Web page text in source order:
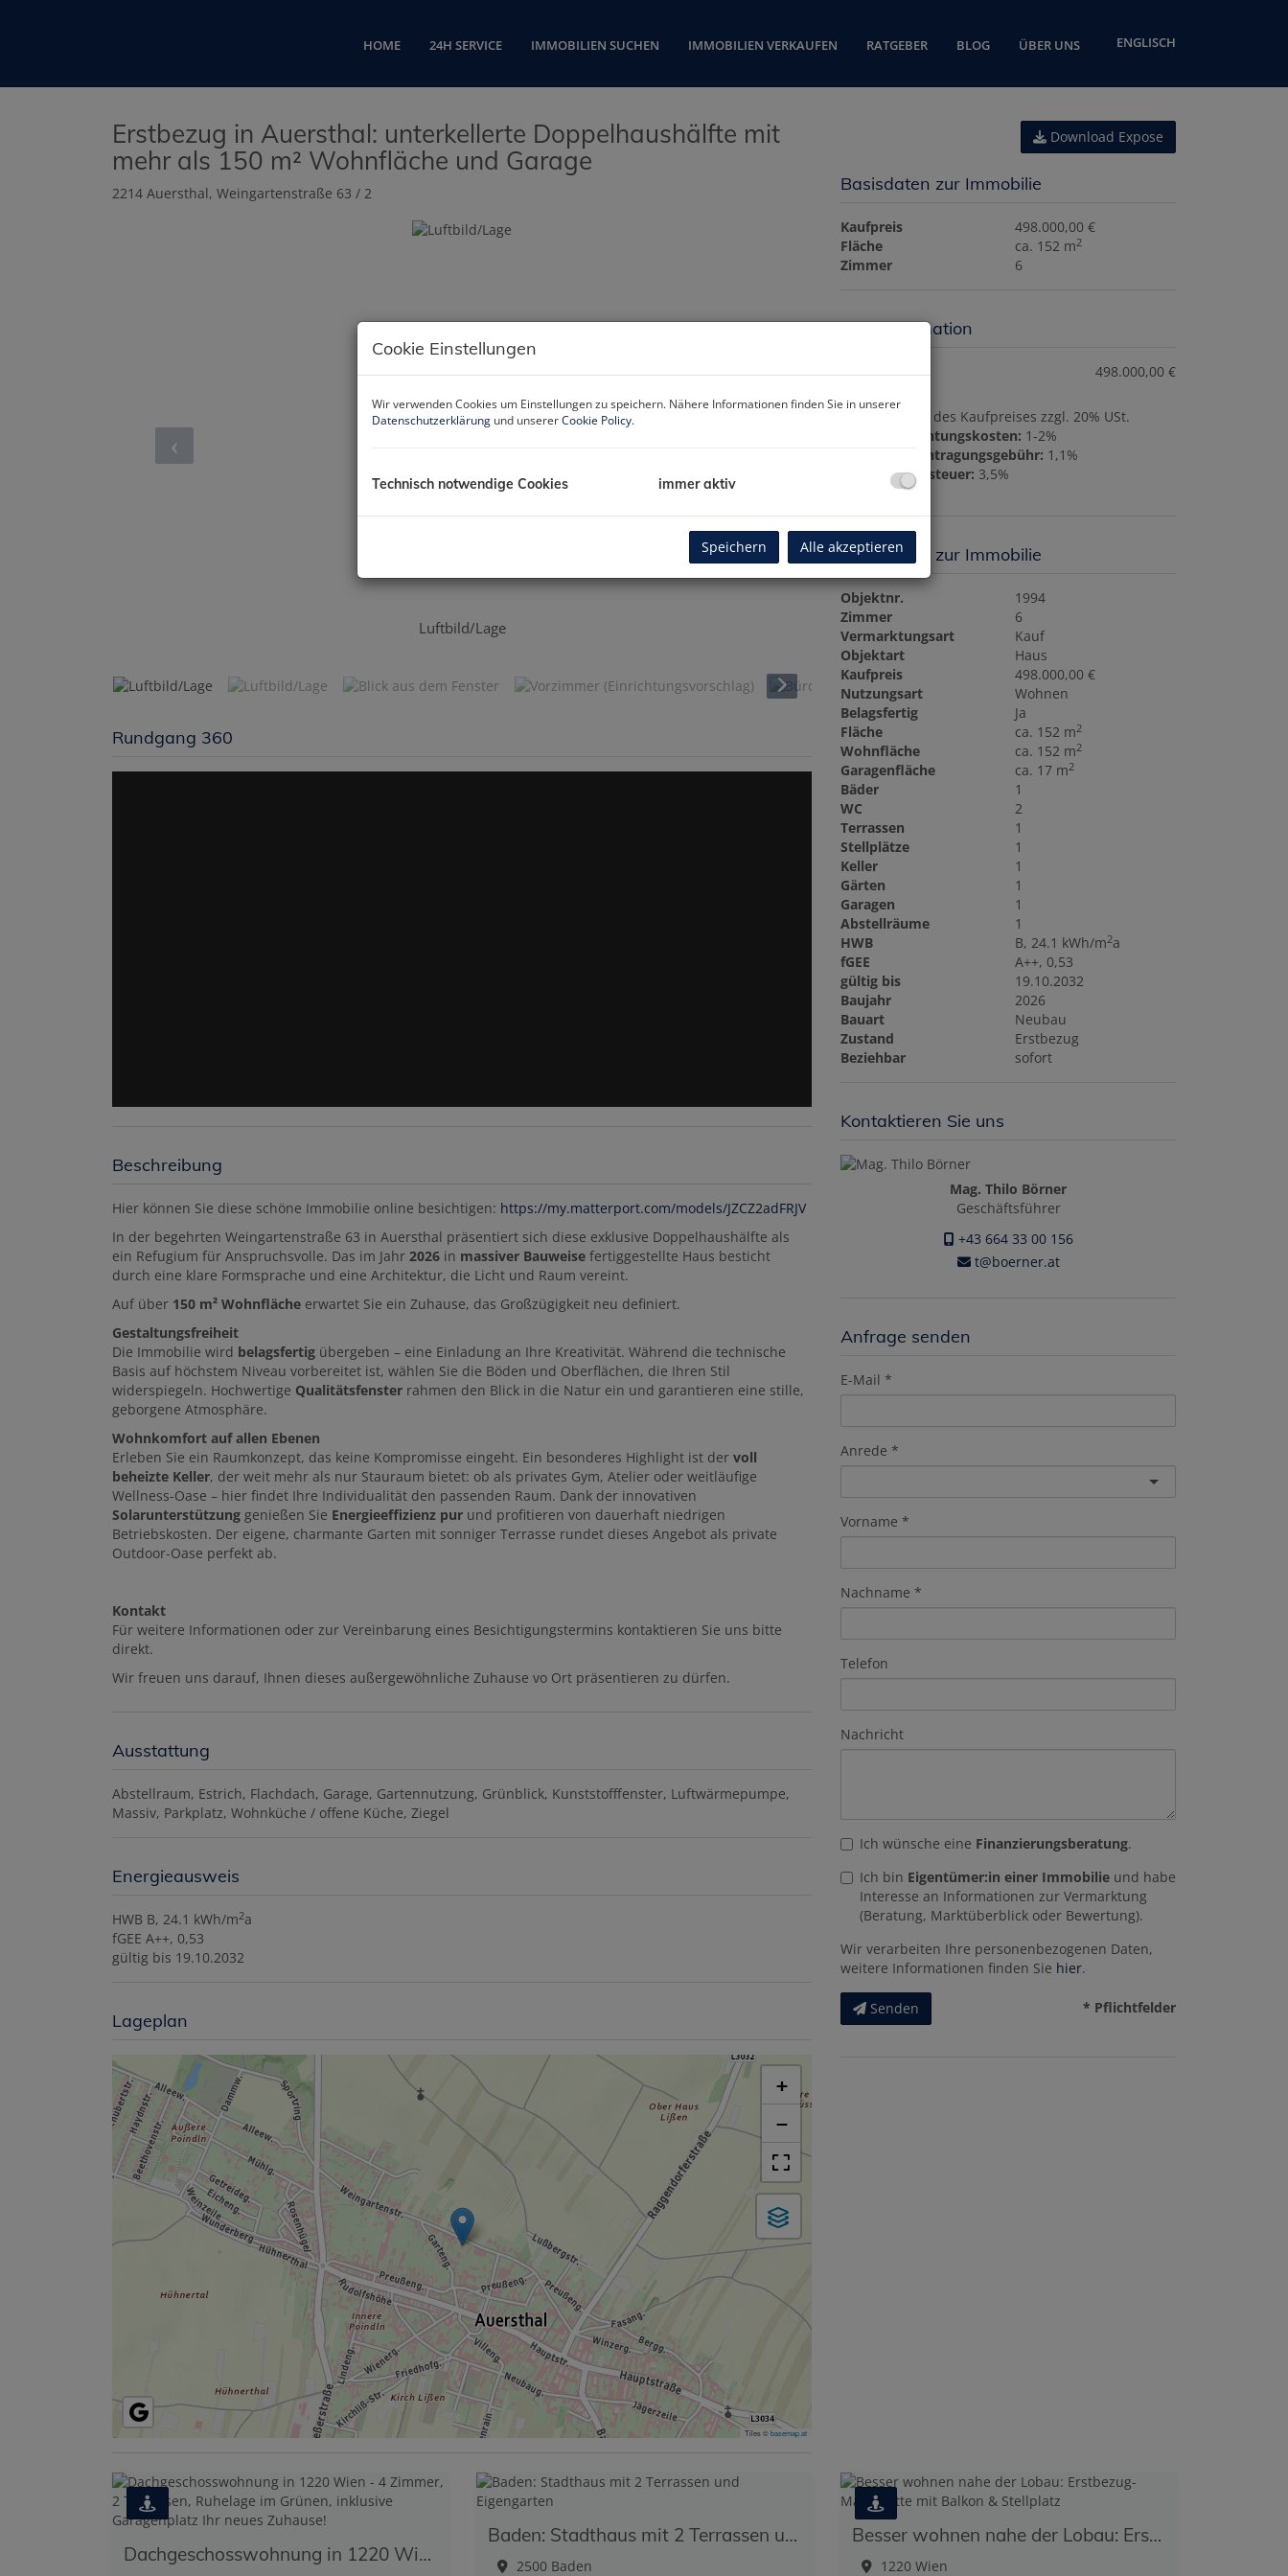
HOME 24H SERVICE IMMOBILIEN SUCHEN IMMOBILIEN VERKAUFEN RATGEBER BLOG ÜBER UNS ENGLISCH
Erstbezug in Auersthal: unterkellerte Doppelhaushälfte mit
mehr als 150 m² Wohnfläche und Garage
2214 Auersthal, Weingartenstraße 63 / 2
Luftbild/Lage
Rundgang 360
Beschreibung
Hier können Sie diese schöne Immobilie online besichtigen: https://my.matterport.com/models/JZCZ2adFRJV
In der begehrten Weingartenstraße 63 in Auersthal präsentiert sich diese exklusive Doppelhaushälfte als
ein Refugium für Anspruchsvolle. Das im Jahr 2026 in massiver Bauweise fertiggestellte Haus besticht
durch eine klare Formsprache und eine Architektur, die Licht und Raum vereint.
Auf über 150 m² Wohnfläche erwartet Sie ein Zuhause, das Großzügigkeit neu definiert.
Gestaltungsfreiheit
Die Immobilie wird belagsfertig übergeben – eine Einladung an Ihre Kreativität. Während die technische
Basis auf höchstem Niveau vorbereitet ist, wählen Sie die Böden und Oberflächen, die Ihren Stil
widerspiegeln. Hochwertige Qualitätsfenster rahmen den Blick in die Natur ein und garantieren eine stille,
geborgene Atmosphäre.
Wohnkomfort auf allen Ebenen
Erleben Sie ein Raumkonzept, das keine Kompromisse eingeht. Ein besonderes Highlight ist der voll
beheizte Keller, der weit mehr als nur Stauraum bietet: ob als privates Gym, Atelier oder weitläufige
Wellness-Oase – hier findet Ihre Individualität den passenden Raum. Dank der innovativen
Solarunterstützung genießen Sie Energieeffizienz pur und profitieren von dauerhaft niedrigen
Betriebskosten. Der eigene, charmante Garten mit sonniger Terrasse rundet dieses Angebot als private
Outdoor-Oase perfekt ab.
Kontakt
Für weitere Informationen oder zur Vereinbarung eines Besichtigungstermins kontaktieren Sie uns bitte
direkt.
Wir freuen uns darauf, Ihnen dieses außergewöhnliche Zuhause vo Ort präsentieren zu dürfen.
Ausstattung
Abstellraum Estrich Flachdach Garage Gartennutzung Grünblick Kunststofffenster Luftwärmepumpe
Massiv Parkplatz Wohnküche / offene Küche Ziegel
Energieausweis
HWB B, 24.1 kWh/m2a
fGEE A++, 0,53
gültig bis 19.10.2032
Lageplan
+
−
Tiles ©basemap.at
Download Expose
Basisdaten zur Immobilie
Kaufpreis
498.000,00 €
Fläche
ca. 152 m2
Zimmer 6
Preisinformation
Kaufpreis: 498.000,00 €
3% des Kaufpreises zzgl. 20% USt.
Vertragserrichtungskosten: 1-2%
Grundbucheintragungsgebühr: 1,1%
Grunderwerbsteuer: 3,5%
Basisdaten zur Immobilie
Objektnr.
1994
Zimmer
6
Vermarktungsart
Kauf
Objektart
Haus
Kaufpreis
498.000,00 €
Nutzungsart
Wohnen
Belagsfertig
Ja
Fläche
ca. 152 m2
Wohnfläche ca. 152 m2
Garagenfläche ca. 17 m2
Bäder
1
WC
2
Terrassen
1
Stellplätze
1
Keller
1
Gärten
1
Garagen
1
Abstellräume
1
HWB
B, 24.1 kWh/m2a
fGEE
A++, 0,53
gültig bis
19.10.2032
Baujahr
2026
Bauart
Neubau
Zustand
Erstbezug
Beziehbar
sofort
Kontaktieren Sie uns
Mag. Thilo Börner
Geschäftsführer
+43 664 33 00 156
t@boerner.at
Anfrage senden
E-Mail
Anrede
Vorname
Nachname
Telefon
Nachricht
Ich wünsche eine Finanzierungsberatung.
Ich bin Eigentümer:in einer Immobilie und habe
Interesse an Informationen zur Vermarktung
(Beratung, Marktüberblick oder Bewertung).
Wir verarbeiten Ihre personenbezogenen Daten,
weitere Informationen finden Sie hier.
Senden * Pflichtfelder
Dachgeschosswohnung in 1220 Wien - 4 Zimmer, 2 Terrassen, Ruhelage im Grünen, inklusive Garagenplatz Ihr neues Zuhause!
Baden: Stadthaus mit 2 Terrassen und Eigengarten
2500 Baden
Besser wohnen nahe der Lobau: Erstbezug-Maisonette mit Balkon & Stellplatz
1220 Wien
Cookie Einstellungen
Wir verwenden Cookies um Einstellungen zu speichern. Nähere Informationen finden Sie in unserer
Datenschutzerklärung und unsererCookie Policy.
Technisch notwendige Cookies immer aktiv
Speichern Alle akzeptieren